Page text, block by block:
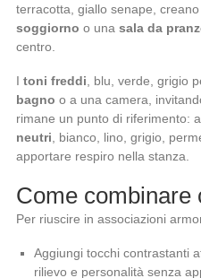
terracotta, giallo senape,
soggiorno o una sala da
centro.
I toni freddi , blu, verde, grigio
bagno o a una camera,
rimane un punto di riferimento:
neutri , bianco, lino, grigio,
apportare respiro nella stanza.
Come combinare
Per riuscire in associazioni
Aggiungi tocchi contrastanti
rilievo e personalità senza